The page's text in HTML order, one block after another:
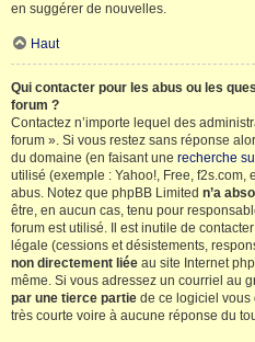
en suggérer de nouvelles.
Haut
Qui contacter pour les abus ou les
forum ?
Contactez n’importe lequel des
forum ». Si vous restez sans réponse
du domaine (en faisant une recherche
utilisé (exemple : Yahoo!, Free,
abus. Notez que phpBB Limited n’a
être, en aucun cas, tenu pour
forum est utilisé. Il est inutile de
légale (cessions et désistements,
non directement liée au site Internet
même. Si vous adressez un courriel au
par une tierce partie de ce logiciel vous
très courte voire à aucune réponse du